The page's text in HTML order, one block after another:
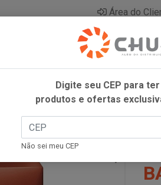
Área do
BARILLA
Digite seu CEP para
produtos e ofertas
Não sei meu CEP